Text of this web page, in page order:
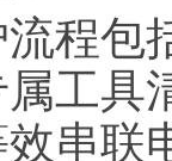
程包
工具
串联